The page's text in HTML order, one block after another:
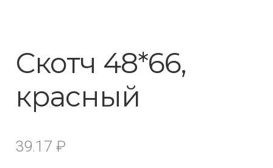
Скотч 48*66,
красный
39.17 ₽